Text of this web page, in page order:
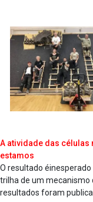
A atividade das
estamos
O resultado
trilha de um
resultados foram